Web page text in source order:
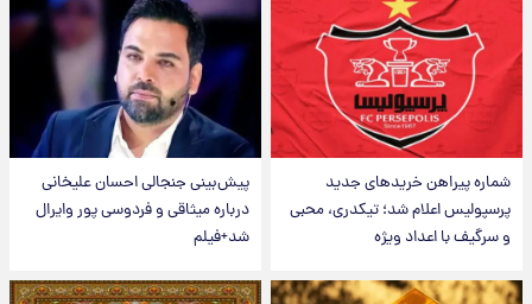
شماره پیراهن خریدهای جدید
پرسپولیس اعلام شد؛ تیکدری، محبی
و سرگیف با اعداد ویژه
پیش‌بینی جنجالی احسان علیخانی
درباره میثاقی و فردوسی پور وایرال
شد+فیلم